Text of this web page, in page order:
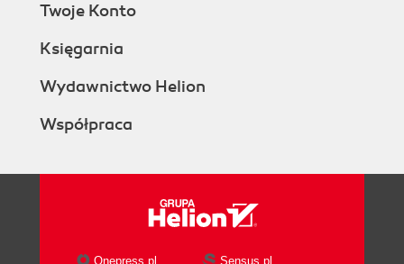
Twoje Konto
Księgarnia
Wydawnictwo Helion
Współpraca
Onepress.pl Sensus.pl